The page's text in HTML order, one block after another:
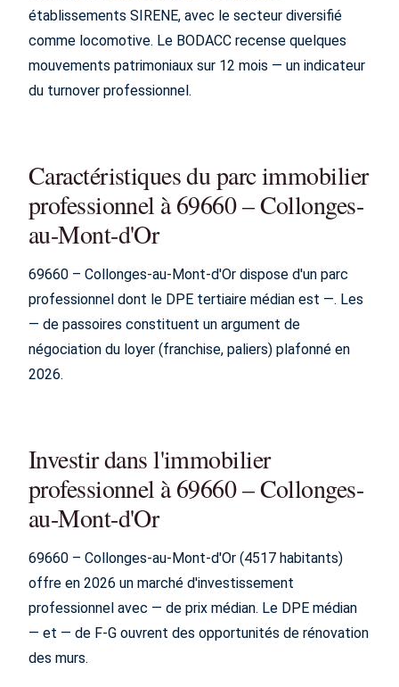
établissements SIRENE, avec le secteur diversifié
comme locomotive. Le BODACC recense quelques
mouvements patrimoniaux sur 12 mois — un indicateur
du turnover professionnel.
Caractéristiques du parc immobilier
professionnel à 69660 – Collonges-
au-Mont-d'Or
69660 – Collonges-au-Mont-d'Or dispose d'un parc
professionnel dont le DPE tertiaire médian est —. Les
— de passoires constituent un argument de
négociation du loyer (franchise, paliers) plafonné en
2026.
Investir dans l'immobilier
professionnel à 69660 – Collonges-
au-Mont-d'Or
69660 – Collonges-au-Mont-d'Or (4517 habitants)
offre en 2026 un marché d'investissement
professionnel avec — de prix médian. Le DPE médian
— et — de F-G ouvrent des opportunités de rénovation
des murs.